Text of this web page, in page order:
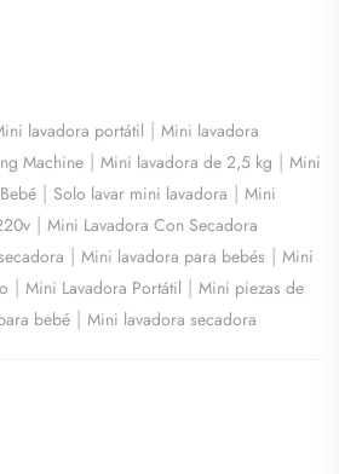
lavadora portátil | Mini lavadora
Machine | Mini lavadora de 2,5 kg | Mini
| Solo lavar mini lavadora | Mini
| Mini Lavadora Con Secadora
| Mini lavadora para bebés | Mini
| Mini Lavadora Portátil | Mini piezas de
bebé | Mini lavadora secadora